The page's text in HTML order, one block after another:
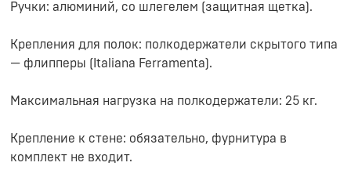
Ручки: алюминий, со шлегелем (защитная щетка).
Крепления для полок: полкодержатели скрытого типа
— флипперы (Italiana Ferramenta).
Максимальная нагрузка на полкодержатели: 25 кг.
Крепление к стене: обязательно, фурнитура в
комплект не входит.